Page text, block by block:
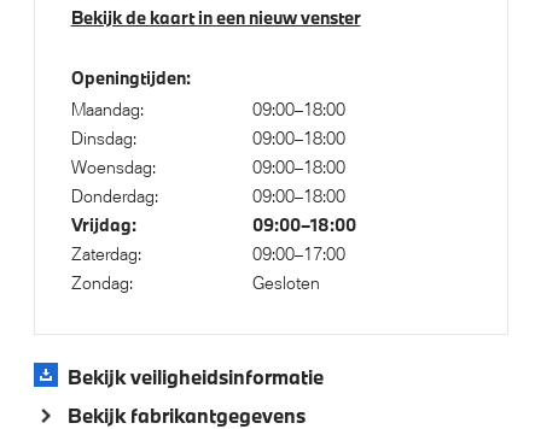
Elektronisch Stabiliteits Programma
Airbag bestuurder
Actieve Voetgangersbescherming
Bekijk de kaart in een nieuw venster
Openingtijden:
Maandag:
09:00–18:00
Dinsdag:
09:00–18:00
Woensdag:
09:00–18:00
Donderdag:
09:00–18:00
Vrijdag: 09:00–18:00
Zaterdag:
09:00–17:00
Zondag:
Gesloten
Bekijk veiligheidsinformatie
Bekijk fabrikantgegevens